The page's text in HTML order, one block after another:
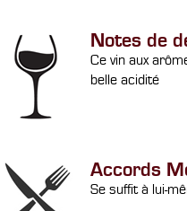
Notes de
Ce vin aux
belle acidité
Accords
Se suffit à lui-